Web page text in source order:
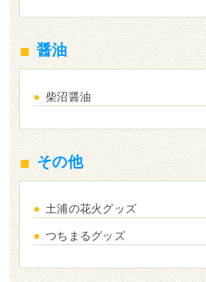
醤油
柴沼醤油
その他
土浦の花火グッズ
つちまるグッズ